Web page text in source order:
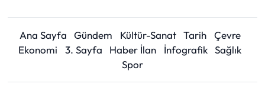
Ana Sayfa Gündem Kültür-Sanat Tarih
Çevre
Ekonomi
3. Sayfa Haber İlan İnfografik Sağlık
Spor